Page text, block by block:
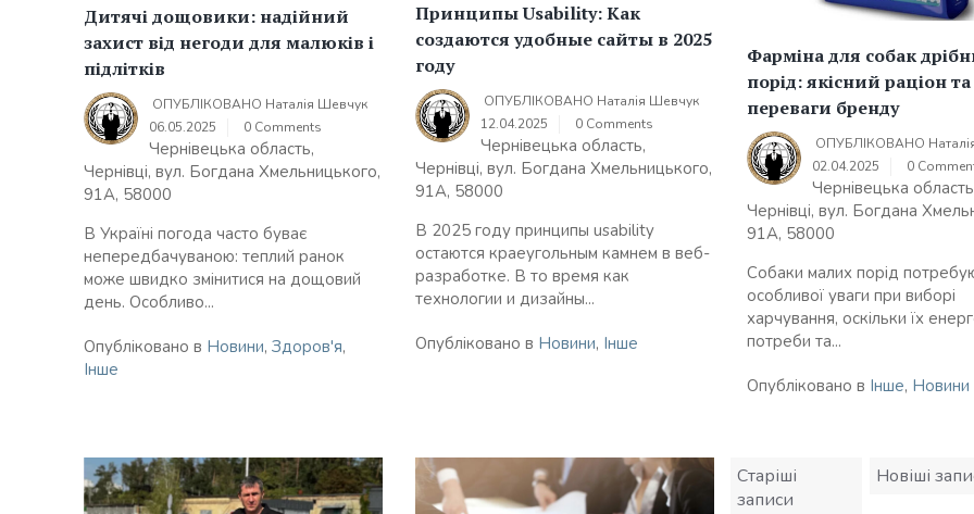
Дитячі дощовики: надійний
захист від негоди для малюків і
підлітків
ОПУБЛІКОВАНО Наталія Шевчук
06.05.2025
0 Comments
Чернівецька область,
Чернівці, вул. Богдана Хмельницького,
91А, 58000
В Україні погода часто буває
непередбачуваною: теплий ранок
може швидко змінитися на дощовий
день. Особливо...
Опубліковано в Новини, Здоров'я,
Інше
Принципы Usability: Как
создаются удобные сайты в 2025
году
ОПУБЛІКОВАНО Наталія Шевчук
12.04.2025
0 Comments
Чернівецька область,
Чернівці, вул. Богдана Хмельницького,
91А, 58000
В 2025 году принципы usability
остаются краеугольным камнем в веб-
разработке. В то время как
технологии и дизайны...
Опубліковано в Новини, Інше
Фарміна для собак
порід: якісний раціон та
переваги бренду
ОПУБЛІКОВАНО
02.04.2025
0
Чернівецька
Чернівці, вул. Богдана
91А, 58000
Собаки малих порід
особливої уваги при виборі
харчування, оскільки їх
потреби та...
Опубліковано в Інше, Новини
Навігація
записів
Старіші
записи
Новіші